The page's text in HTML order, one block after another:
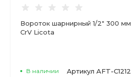
Вороток шарнирный 1/2" 300
CrV Licota
В наличии Артикул AFT-C1212